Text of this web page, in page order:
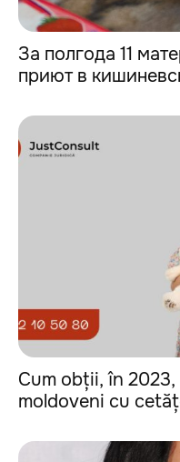
За полгода 11
приют в
Cum obții, în
moldoveni cu